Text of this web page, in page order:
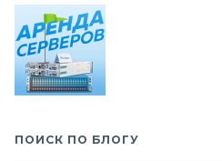
ПОИСК ПО БЛОГУ